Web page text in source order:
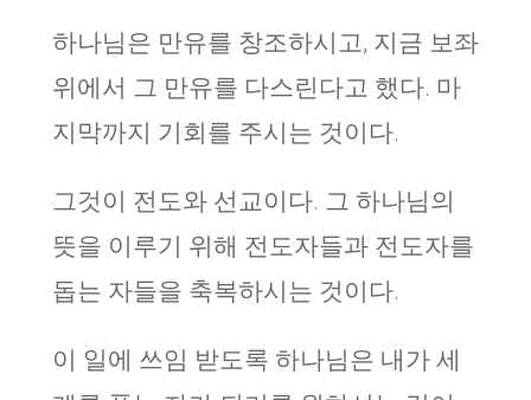
하나님은 만유를 창조하시고, 지금 보좌
위에서 그 만유를 다스린다고 했다. 마
지막까지 기회를 주시는 것이다.
그것이 전도와 선교이다. 그 하나님의
뜻을 이루기 위해 전도자들과 전도자를
돕는 자들을 축복하시는 것이다.
이 일에 쓰임 받도록 하나님은 내가 세